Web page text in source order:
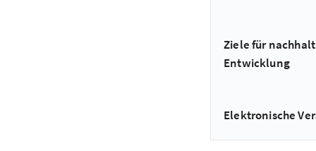
Ziele für
Entwicklung
Elektronische